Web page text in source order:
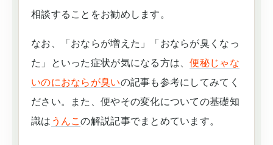
相談することをお勧めします。
なお、「おならが増えた」「おならが臭くなっ
た」といった症状が気になる方は、便秘じゃな
いのにおならが臭いの記事も参考にしてみてく
ださい。また、便やその変化についての基礎知
識は うんこの解説記事でまとめています。